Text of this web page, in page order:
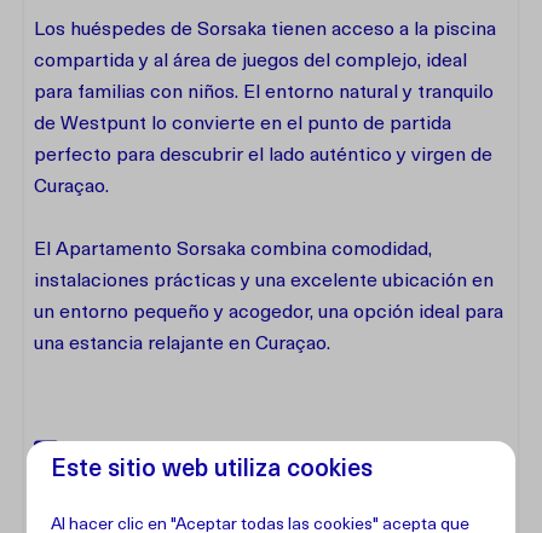
Los huéspedes de Sorsaka tienen acceso a la piscina
compartida y al área de juegos del complejo, ideal
para familias con niños. El entorno natural y tranquilo
de Westpunt lo convierte en el punto de partida
perfecto para descubrir el lado auténtico y virgen de
Curaçao.
El Apartamento Sorsaka combina comodidad,
instalaciones prácticas y una excelente ubicación en
un entorno pequeño y acogedor, una opción ideal para
una estancia relajante en Curaçao.
Instalaciones
Este sitio web utiliza cookies
Al hacer clic en "Aceptar todas las cookies" acepta que